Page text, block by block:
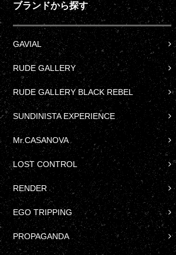
ブランドから探す
GAVIAL
RUDE GALLERY
RUDE GALLERY BLACK REBEL
SUNDINISTA EXPERIENCE
Mr.CASANOVA
LOST CONTROL
RENDER
EGO TRIPPING
PROPAGANDA